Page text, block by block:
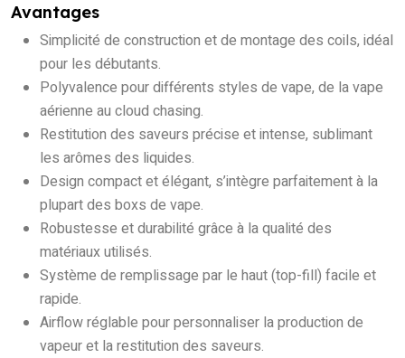
Avantages
Simplicité de construction et de montage des coils, idéal
pour les débutants.
Polyvalence pour différents styles de vape, de la vape
aérienne au cloud chasing.
Restitution des saveurs précise et intense, sublimant
les arômes des liquides.
Design compact et élégant, s’intègre parfaitement à la
plupart des boxs de vape.
Robustesse et durabilité grâce à la qualité des
matériaux utilisés.
Système de remplissage par le haut (top-fill) facile et
rapide.
Airflow réglable pour personnaliser la production de
vapeur et la restitution des saveurs.